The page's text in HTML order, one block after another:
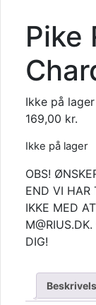
Pike
Ikke på lager
169,00 kr.
Ikke på lager
OBS!
END VI
IKKE MED
DIG!